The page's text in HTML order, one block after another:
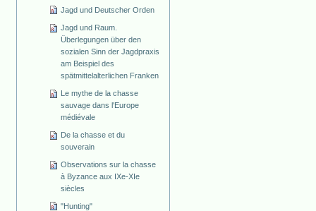
Jagd und Deutscher Orden
Jagd und Raum.
Überlegungen über den
sozialen Sinn der Jagdpraxis
am Beispiel des
spätmittelalterlichen Franken
Le mythe de la chasse
sauvage dans l'Europe
médiévale
De la chasse et du
souverain
Observations sur la chasse
à Byzance aux IXe-XIe
siècles
"Hunting"